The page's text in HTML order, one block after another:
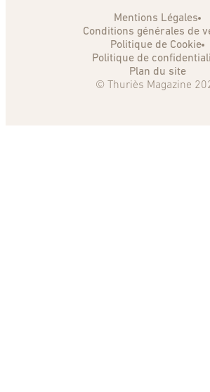
Mentions Légales
Conditions générales de
Politique de Cookie
Politique de
Plan du site
© Thuriès Magazine